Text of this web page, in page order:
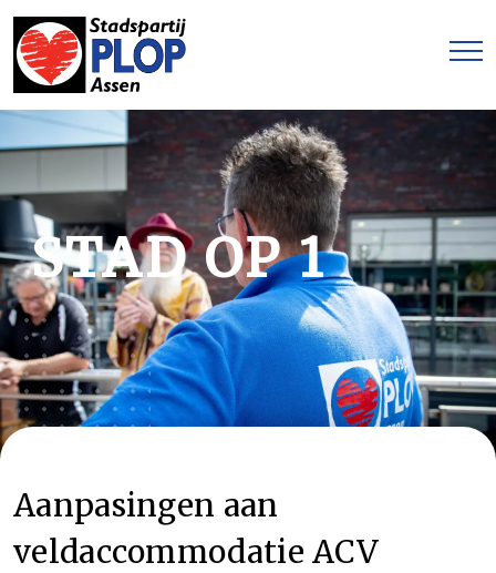
STAD OP 1
Aanpasingen aan
veldaccommodatie ACV